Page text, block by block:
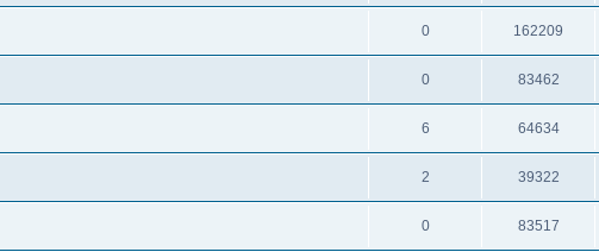
0 162209
0 83462
6 64634
2 39322
0 83517